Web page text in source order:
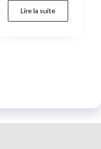
Lire la suite